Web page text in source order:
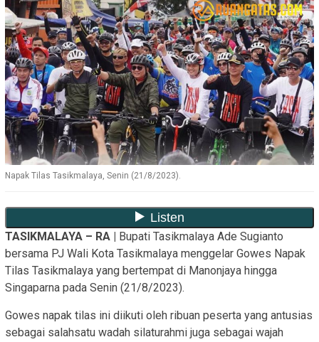
Napak Tilas Tasikmalaya, Senin (21/8/2023).
TASIKMALAYA – RA | Bupati Tasikmalaya Ade Sugianto
bersama PJ Wali Kota Tasikmalaya menggelar Gowes Napak
Tilas Tasikmalaya yang bertempat di Manonjaya hingga
Singaparna pada Senin (21/8/2023).
Gowes napak tilas ini diikuti oleh ribuan peserta yang antusias
sebagai salahsatu wadah silaturahmi juga sebagai wajah